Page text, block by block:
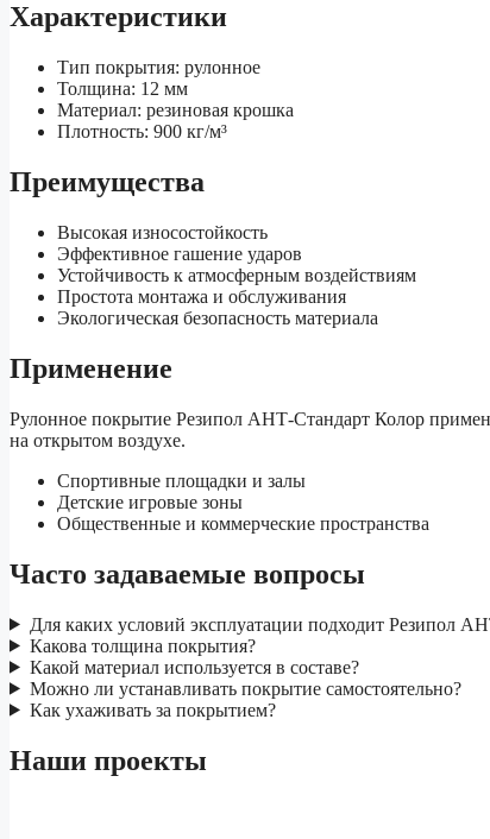
Характеристики
Тип покрытия: рулонное
Толщина: 12 мм
Материал: резиновая крошка
Плотность: 900 кг/м³
Преимущества
Высокая износостойкость
Эффективное гашение ударов
Устойчивость к атмосферным воздействиям
Простота монтажа и обслуживания
Экологическая безопасность материала
Применение
Рулонное покрытие Резипол АНТ-Стандарт Колор
на открытом воздухе.
Спортивные площадки и залы
Детские игровые зоны
Общественные и коммерческие пространства
Часто задаваемые вопросы
Для каких условий эксплуатации подходит Резипол
Какова толщина покрытия?
Какой материал используется в составе?
Можно ли устанавливать покрытие самостоятельно?
Как ухаживать за покрытием?
Наши проекты